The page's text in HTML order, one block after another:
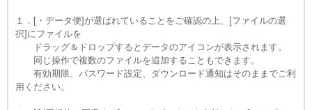
１．[・データ便]が選ばれていることをご確認の上、[ファイルの選
択]にファイルを
ドラッグ＆ドロップするとデータのアイコンが表示されます。
同じ操作で複数のファイルを追加することもできます。
有効期限、パスワード設定、ダウンロード通知はそのままでご利
用ください。